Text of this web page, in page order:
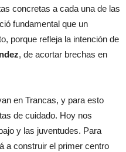
concretas a cada una de las
fundamental que un
porque refleja la intención de
, de acortar brechas en
en Trancas, y para esto
de cuidado. Hoy nos
y las juventudes. Para
a construir el primer centro